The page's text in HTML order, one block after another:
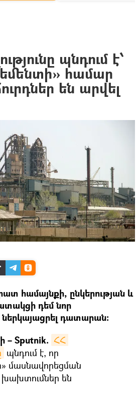
պնդում է՝
համար
են արվել
համայնքի, ընկերության և
դեմ նոր
ներկայացրել դատարան։
– Sputnik. ՀՀ
պնդում է, որ
մասնավորեցման
խախտումներ են